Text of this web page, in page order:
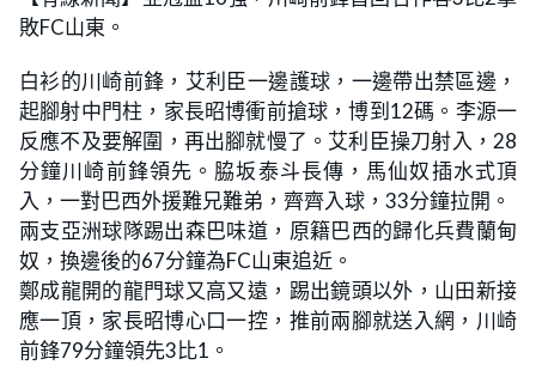
u
d
3
.
4
8
%
敗FC山東。
白衫的川崎前鋒，艾利臣一邊護球，一邊帶出禁區邊，
起腳射中門柱，家長昭博衝前搶球，博到12碼。李源一
反應不及要解圍，再出腳就慢了。艾利臣操刀射入，28
分鐘川崎前鋒領先。脇坂泰斗長傳，馬仙奴插水式頂
入，一對巴西外援難兄難弟，齊齊入球，33分鐘拉開。
兩支亞洲球隊踢出森巴味道，原籍巴西的歸化兵費蘭甸
奴，換邊後的67分鐘為FC山東追近。
鄭成龍開的龍門球又高又遠，踢出鏡頭以外，山田新接
應一頂，家長昭博心口一控，推前兩腳就送入網，川崎
前鋒79分鐘領先3比1。